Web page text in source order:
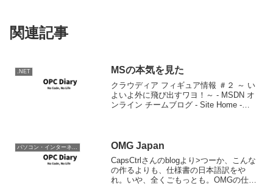
関連記事
.NET MSの本気を見た
クラウディア フィギュア情報 ＃２ ～ い
よいよ外に飛び出すワヨ！～ - MSDN オ
ンライン チームブログ - Site Home -
パソコン・インターネット OMG Japan
CapsCtrlさんのblogより>つーか、こんな
の作るよりも、仕様書の日本語訳をや
れ。いや、全くごもっとも。OMGの仕様